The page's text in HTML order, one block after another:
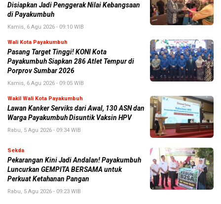
Disiapkan Jadi Penggerak Nilai Kebangsaan
di Payakumbuh
Kamis, 6 Agu 2026 - 09:10 WIB
Wali Kota Payakumbuh
Pasang Target Tinggi! KONI Kota
Payakumbuh Siapkan 286 Atlet Tempur di
Porprov Sumbar 2026
Kamis, 6 Agu 2026 - 09:05 WIB
Wakil Wali Kota Payakumbuh
Lawan Kanker Serviks dari Awal, 130 ASN dan
Warga Payakumbuh Disuntik Vaksin HPV
Rabu, 5 Agu 2026 - 09:34 WIB
Sekda
Pekarangan Kini Jadi Andalan! Payakumbuh
Luncurkan GEMPITA BERSAMA untuk
Perkuat Ketahanan Pangan
Rabu, 5 Agu 2026 - 09:23 WIB